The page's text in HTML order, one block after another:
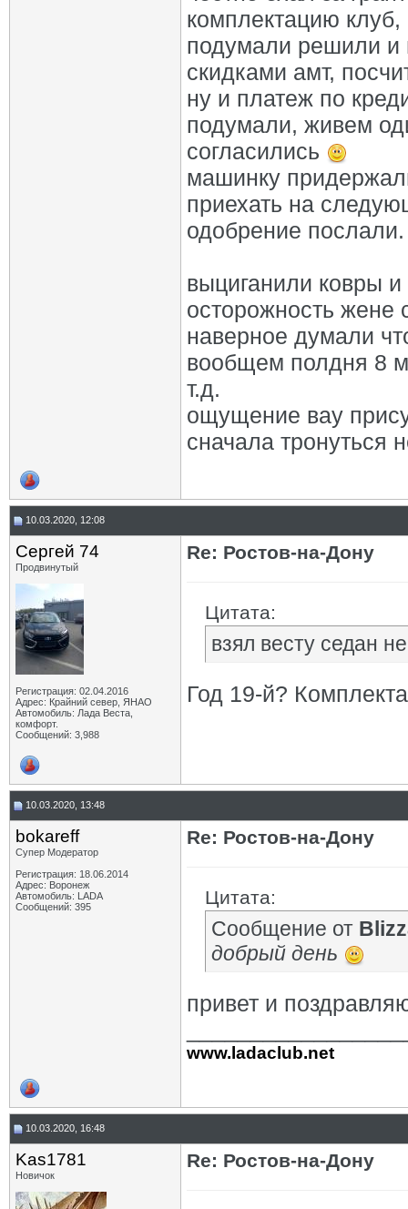
комплектацию
подумали решили и
скидками амт,
ну и платеж по
подумали, живем
согласились
машинку
приехать на
одобрение послали.
выциганили ковры
осторожность жене
наверное думали
вообщем полдня 8
т.д.
ощущение вау
сначала тронуться
10.03.2020, 12:08
Сергей 74
Продвинутый
Регистрация: 02.04.2016
Адрес: Крайний север, ЯНАО
Автомобиль: Лада Веста,
комфорт.
Сообщений: 3,988
Re: Ростов-на-Дону
Цитата:
взял весту седан
Год 19-й?
10.03.2020, 13:48
bokareff
Супер Модератор
Регистрация: 18.06.2014
Адрес: Воронеж
Автомобиль: LADA
Сообщений: 395
Re: Ростов-на-Дону
Цитата:
Сообщение от
добрый день
привет и
www.ladaclub.net
10.03.2020, 16:48
Kas1781
Новичок
Re: Ростов-на-Дону